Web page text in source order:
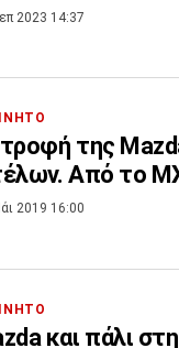
2023 14:37
της
Από το
2019 16:00
και πάλι